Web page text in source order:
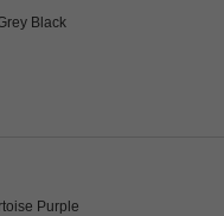
Black
Purple